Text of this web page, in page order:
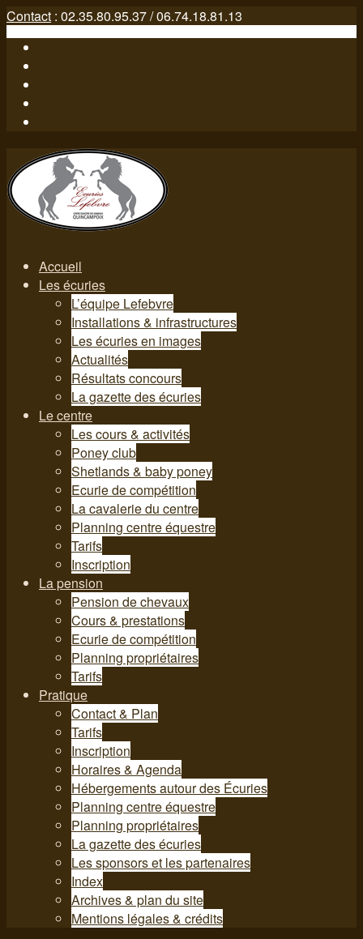
Contact : 02.35.80.95.37 / 06.74.18.81.13
Accueil
Les écuries
L’équipe Lefebvre
Installations & infrastructures
Les écuries en images
Actualités
Résultats concours
La gazette des écuries
Le centre
Les cours & activités
Poney club
Shetlands & baby poney
Ecurie de compétition
La cavalerie du centre
Planning centre équestre
Tarifs
Inscription
La pension
Pension de chevaux
Cours & prestations
Ecurie de compétition
Planning propriétaires
Tarifs
Pratique
Contact & Plan
Tarifs
Inscription
Horaires & Agenda
Hébergements autour des Écuries
Planning centre équestre
Planning propriétaires
La gazette des écuries
Les sponsors et les partenaires
Index
Archives & plan du site
Mentions légales & crédits